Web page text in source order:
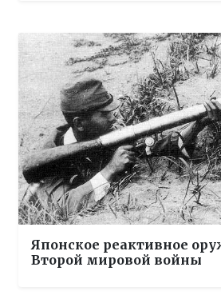
Японское реактивное
Второй мировой войны